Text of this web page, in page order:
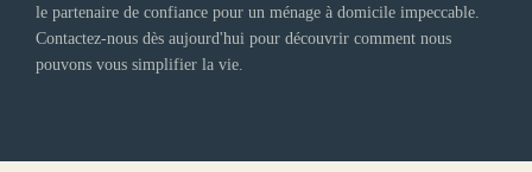
le partenaire de confiance pour un ménage à domicile impeccable.
Contactez-nous dès aujourd'hui pour découvrir comment nous
pouvons vous simplifier la vie.